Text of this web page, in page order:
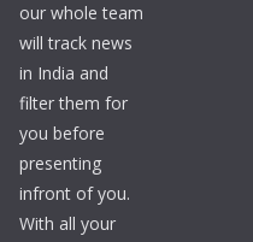
our whole team
will track news
in India and
filter them for
you before
presenting
infront of you.
With all your